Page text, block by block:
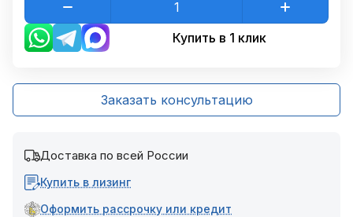
Купить в 1 клик
Заказать консультацию
Доставка по всей России
Купить в лизинг
Оформить рассрочку или кредит